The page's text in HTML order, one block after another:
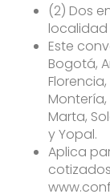
(2) Dos
localidad
Este
Bogotá,
Montería,
Marta,
y Yopal.
Aplica